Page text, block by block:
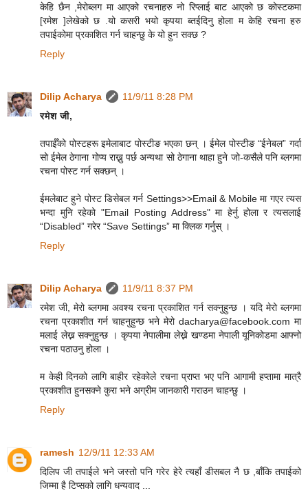
केहि छैन ,मेरोब्लग मा आएको रचनाहरु नो रिप्लाई बाट आएको छ कोस्टकमा
[रमेश ]लेखेको छ .यो कसरी भयो कृपया ब्तईदिनु होला म केहि रचना हरु
तपाईकोमा प्रकाशित गर्न चाहन्छु के यो हुन सक्छ ?
Reply
Dilip Acharya
11/9/11 8:28 PM
रमेश जी,
तपाईँको पोस्टहरू इमेलाबाट पोस्टीङ भएका छन् । ईमेल पोस्टीङ “ईनेबल” गर्दा
सो ईमेल ठेगाना गोप्य राख्नु पर्छ अन्यथा सो ठेगाना थाहा हुने जो-कसैले पनि ब्लगमा
रचना पोस्ट गर्न सक्छन् ।
ईमलेबाट हुने पोस्ट डिसेबल गर्न Settings>>Email & Mobile मा गएर त्यस
भन्दा मुनि रहेको "Email Posting Address" मा हेर्नु होला र त्यसलाई
“Disabled” गरेर “Save Settings” मा क्लिक गर्नुस् ।
Reply
Dilip Acharya
11/9/11 8:37 PM
रमेश जी, मेरो ब्लगमा अवश्य रचना प्रकाशित गर्न सक्नुहुन्छ । यदि मेरो ब्लगमा
रचना प्रकाशीत गर्न चाहनुहुन्छ भने मेरो dacharya@facebook.com मा
मलाई लेख्न सक्नुहुन्छ । कृपया नेपालीमा लेख्ने खण्डमा नेपाली यूनिकोडमा आफ्नो
रचना पठाउनु होला ।
म केही दिनको लागि बाहीर रहेकोले रचना प्राप्त भए पनि आगामी हप्तामा मात्रै
प्रकाशीत हुनसक्ने कुरा भने अग्रीम जानकारी गराउन चाहन्छु ।
Reply
ramesh 12/9/11 12:33 AM
दिलिप जी तपाईले भने जस्तो पनि गरेर हेरे त्यहाँ डीसबल नै छ ,बाँकि तपाईको
जिम्मा है टिप्सको लागि धन्यवाद ...